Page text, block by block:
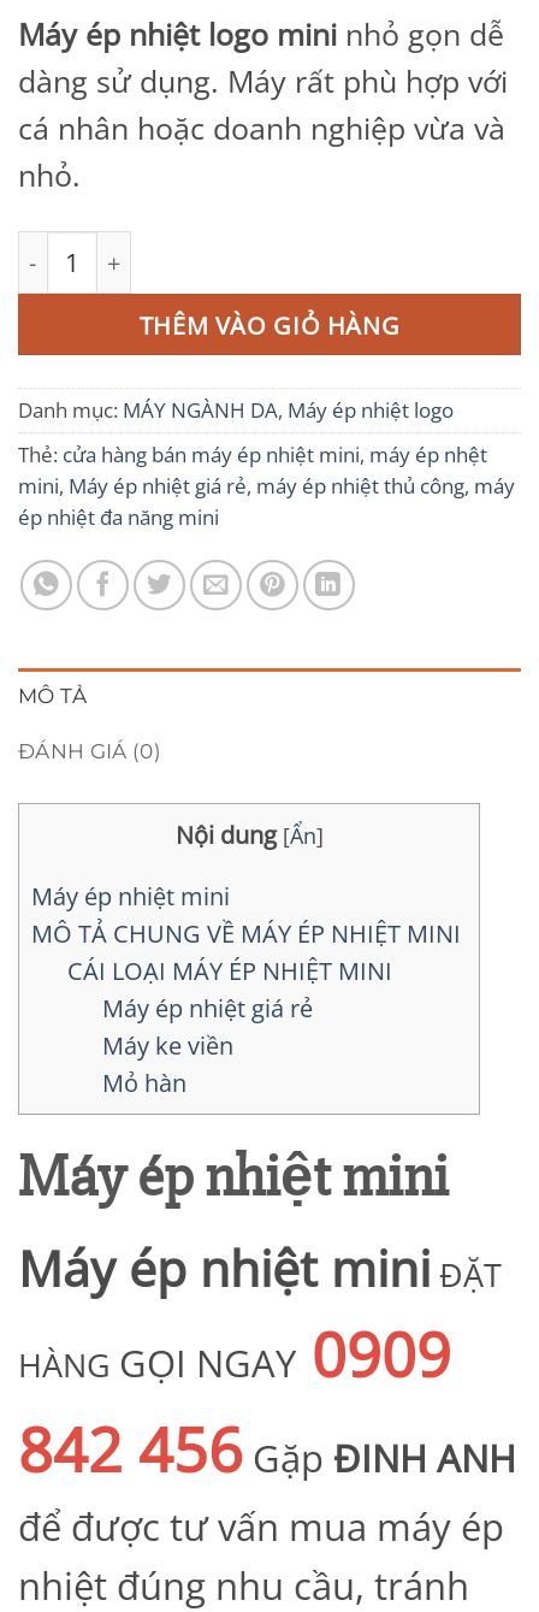
Máy ép nhiệt logo mini nhỏ gọn dễ
dàng sử dụng. Máy rất phù hợp với
cá nhân hoặc doanh nghiệp vừa và
nhỏ.
Máy ép nhiệt mini số lượng
THÊM VÀO GIỎ HÀNG
Danh mục: MÁY NGÀNH DA, Máy ép nhiệt logo
Thẻ: cửa hàng bán máy ép nhiệt mini, máy ép nhệt
mini, Máy ép nhiệt giá rẻ, máy ép nhiệt thủ công, máy
ép nhiệt đa năng mini
MÔ TẢ
ĐÁNH GIÁ (0)
Nội dung [Ẩn]
Máy ép nhiệt mini
MÔ TẢ CHUNG VỀ MÁY ÉP NHIỆT MINI
CÁI LOẠI MÁY ÉP NHIỆT MINI
Máy ép nhiệt giá rẻ
Máy ke viền
Mỏ hàn
Máy ép nhiệt mini
Máy ép nhiệt mini ĐẶT
HÀNG GỌI NGAY 0909
842 456 Gặp ĐINH ANH
để được tư vấn mua máy ép
nhiệt đúng nhu cầu, tránh